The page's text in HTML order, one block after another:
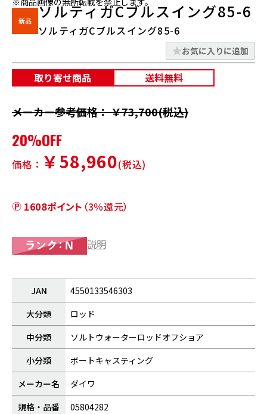
ソルティガCブルスイング85-6
ソルティガCブルスイング85-6
お気に入りに追加
取り寄せ商品 送料無料
メーカー参考価格： ￥73,700(税込)
20%OFF
価格： ￥58,960(税込)
1608ポイント （3％還元）
説明
JAN
4550133546303
大分類
ロッド
中分類
ソルトウォーターロッドオフショア
小分類
ボートキャスティング
メーカー名
ダイワ
規格・品番
05804282